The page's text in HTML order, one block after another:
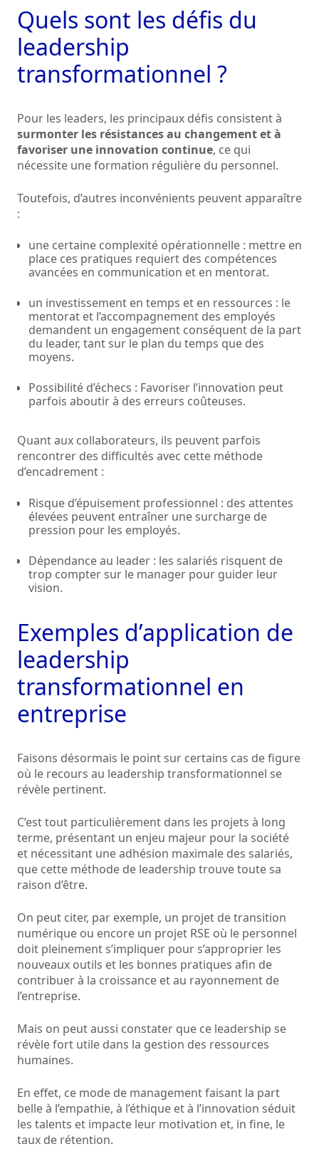
Quels sont les défis du
leadership
transformationnel ?
Pour les leaders, les principaux défis consistent à
surmonter les résistances au changement et à
favoriser une innovation continue, ce qui
nécessite une formation régulière du personnel.
Toutefois, d’autres inconvénients peuvent apparaître
:
une certaine complexité opérationnelle : mettre en
place ces pratiques requiert des compétences
avancées en communication et en mentorat.
un investissement en temps et en ressources : le
mentorat et l’accompagnement des employés
demandent un engagement conséquent de la part
du leader, tant sur le plan du temps que des
moyens.
Possibilité d’échecs : Favoriser l’innovation peut
parfois aboutir à des erreurs coûteuses.
Quant aux collaborateurs, ils peuvent parfois
rencontrer des difficultés avec cette méthode
d’encadrement :
Risque d’épuisement professionnel : des attentes
élevées peuvent entraîner une surcharge de
pression pour les employés.
Dépendance au leader : les salariés risquent de
trop compter sur le manager pour guider leur
vision.
Exemples d’application de
leadership
transformationnel en
entreprise
Faisons désormais le point sur certains cas de figure
où le recours au leadership transformationnel se
révèle pertinent.
C’est tout particulièrement dans les projets à long
terme, présentant un enjeu majeur pour la société
et nécessitant une adhésion maximale des salariés,
que cette méthode de leadership trouve toute sa
raison d’être.
On peut citer, par exemple, un projet de transition
numérique ou encore un projet RSE où le personnel
doit pleinement s’impliquer pour s’approprier les
nouveaux outils et les bonnes pratiques afin de
contribuer à la croissance et au rayonnement de
l’entreprise.
Mais on peut aussi constater que ce leadership se
révèle fort utile dans la gestion des ressources
humaines.
En effet, ce mode de management faisant la part
belle à l’empathie, à l’éthique et à l’innovation séduit
les talents et impacte leur motivation et, in fine, le
taux de rétention.